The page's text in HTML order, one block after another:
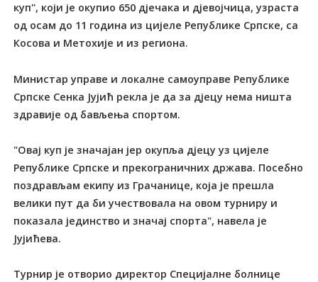
куп", који је окупио 650 дјечака и дјевојчица, узраста
од осам до 11 година из цијеле Републике Српске, са
Косова и Метохије и из региона.
Министар управе и локалне самоуправе Републике
Српске Сенка Јујић рекла је да за дјецу нема ништа
здравије од бављења спортом.
"Овај куп је значајан јер окупља дјецу уз цијеле
Републике Српске и прекограничних држава. Посебно
поздрављам екипу из Грачанице, која је прешла
велики пут да би учествовала на овом турниру и
показала јединство и значај спорта", навела је
Јујићева.
Tурнир је отворио директор Специјалне болнице